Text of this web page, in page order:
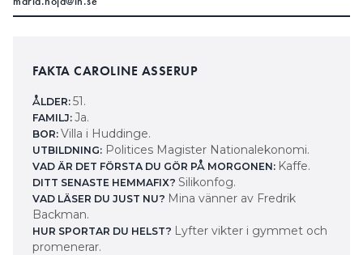
FAKTA CAROLINE ASSERUP
ÅLDER: 51.
FAMILJ: Ja.
BOR: Villa i Huddinge.
UTBILDNING: Politices Magister Nationalekonomi.
VAD ÄR DET FÖRSTA DU GÖR PÅ MORGONEN: Kaffe.
DITT SENASTE HEMMAFIX? Silikonfog.
VAD LÄSER DU JUST NU? Mina vänner av Fredrik
Backman.
HUR SPORTAR DU HELST? Lyfter vikter i gymmet och
promenerar.